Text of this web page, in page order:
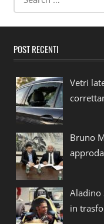
POST RECENTI
Vetri
Bruno
Aladino
in